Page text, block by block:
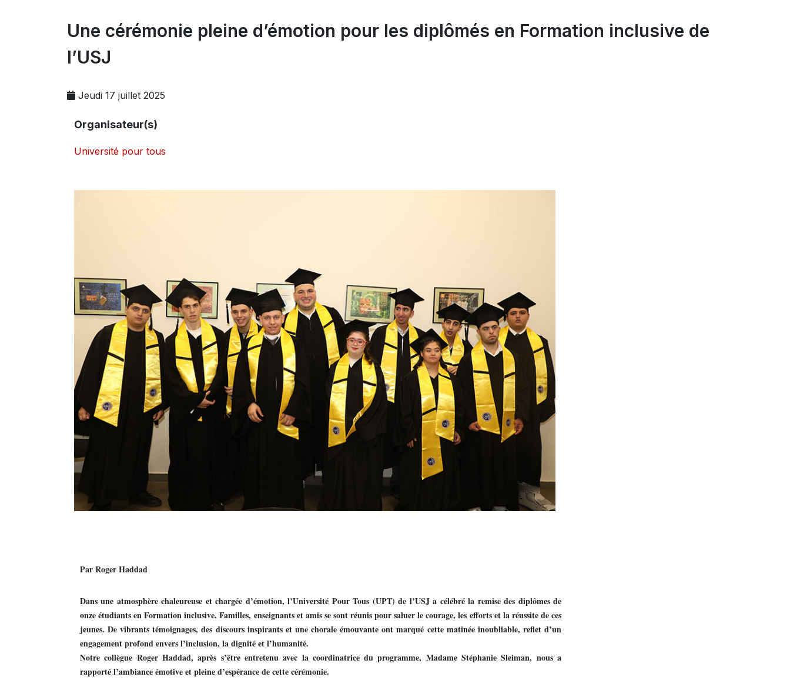
Une cérémonie pleine d’émotion pour les diplômés en Formation inclusive de
l’USJ
Jeudi 17 juillet 2025
Organisateur(s)
Université pour tous
Par Roger Haddad
Dans une atmosphère chaleureuse et chargée d’émotion, l’Université Pour Tous (UPT) de l’USJ a célébré la remise des diplômes de
onze étudiants en Formation inclusive. Familles, enseignants et amis se sont réunis pour saluer le courage, les efforts et la réussite de ces
jeunes. De vibrants témoignages, des discours inspirants et une chorale émouvante ont marqué cette matinée inoubliable, reflet d’un
engagement profond envers l’inclusion, la dignité et l’humanité.
Notre collègue Roger Haddad, après s’être entretenu avec la coordinatrice du programme, Madame Stéphanie Sleiman, nous a
rapporté l’ambiance émotive et pleine d’espérance de cette cérémonie.